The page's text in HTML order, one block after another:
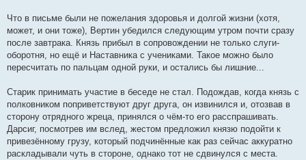
Что в письме были не пожелания здоровья и долгой жизни (хотя,
может, и они тоже), Вертин убедился следующим утром почти сразу
после завтрака. Князь прибыл в сопровождении не только слуги-
оборотня, но ещё и Наставника с учениками. Такое можно было
пересчитать по пальцам одной руки, и остались бы лишние...
Старик принимать участие в беседе не стал. Подождав, когда князь с
полковником поприветствуют друг друга, он извинился и, отозвав в
сторону отрядного жреца, принялся о чём-то его расспрашивать.
Дарсиг, посмотрев им вслед, жестом предложил князю подойти к
привезённому грузу, который подчинённые как раз сейчас аккуратно
раскладывали чуть в стороне, однако тот не сдвинулся с места.